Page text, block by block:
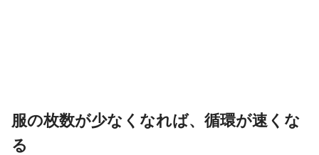
服の枚数が少なくなれば、循環が速くな
る